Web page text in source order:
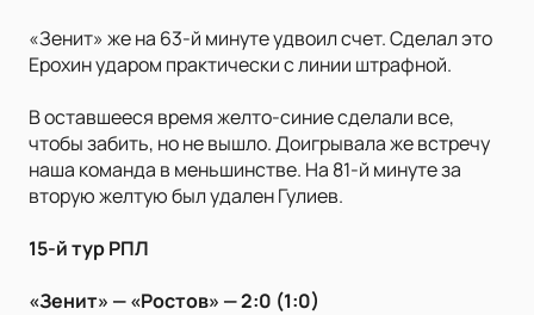
«Зенит» же на 63-й минуте удвоил счет. Сделал это
Ерохин ударом практически с линии штрафной.
В оставшееся время желто-синие сделали все,
чтобы забить, но не вышло. Доигрывала же встречу
наша команда в меньшинстве. На 81-й минуте за
вторую желтую был удален Гулиев.
15-й тур РПЛ
«Зенит» — «Ростов» — 2:0 (1:0)